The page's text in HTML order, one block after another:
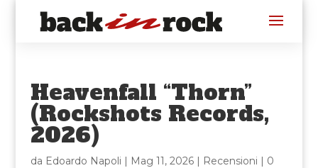
Heavenfall “Thorn”
(Rockshots Records,
2026)
da Edoardo Napoli | Mag 11, 2026| Recensioni | 0